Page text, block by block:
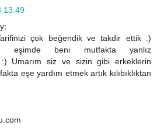
13:49
çok beğendik ve takdir ettik :)
eşimde beni mutfakta yanlız
:) Umarım siz ve sizin gibi erkeklerin
eşe yardım etmek artık kılıbıklıktan